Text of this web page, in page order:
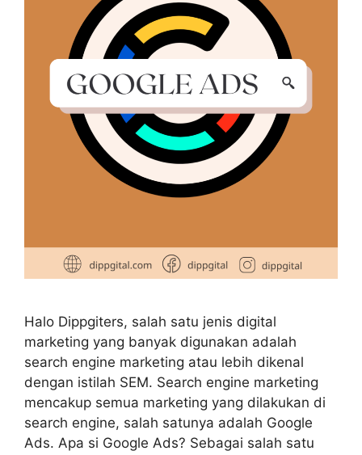
Halo Dippgiters, salah satu jenis digital
marketing yang banyak digunakan adalah
search engine marketing atau lebih dikenal
dengan istilah SEM. Search engine marketing
mencakup semua marketing yang dilakukan di
search engine, salah satunya adalah Google
Ads. Apa si Google Ads? Sebagai salah satu